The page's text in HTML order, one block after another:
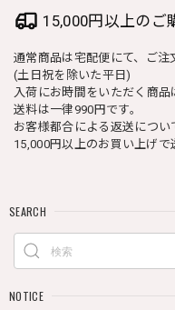
15,000円以上のご
通常商品は宅配便にて、ご注
(土日祝を除いた平日)
入荷にお時間をいただく商品
送料は一律990円です。
お客様都合による返送につい
15,000円以上のお買い上げで
SEARCH
NOTICE